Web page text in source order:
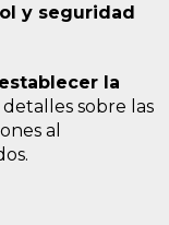
y seguridad
la
sobre las
al